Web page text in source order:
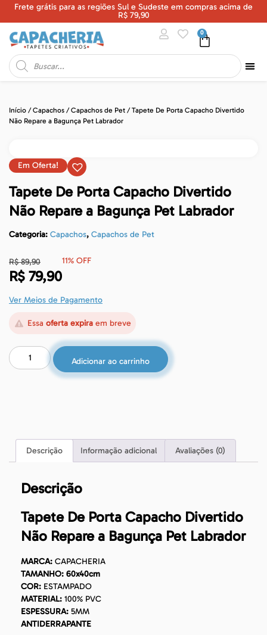
Frete grátis para as regiões Sul e Sudeste em compras acima de
R$ 79,90
0
Início /Capachos /Capachos de Pet / Tapete De Porta Capacho Divertido
Não Repare a Bagunça Pet Labrador
Em Oferta!
Tapete De Porta Capacho Divertido
Não Repare a Bagunça Pet Labrador
Categoria: Capachos, Capachos de Pet
R$89,90
R$ 79,90
11% OFF
Ver Meios de Pagamento
Essa oferta expiraem breve
Adicionar ao carrinho
Descrição Informação adicional Avaliações (0)
Descrição
Tapete De Porta Capacho Divertido
Não Repare a Bagunça Pet Labrador
MARCA: CAPACHERIA
TAMANHO: 60x40cm
COR: ESTAMPADO
MATERIAL: 100% PVC
ESPESSURA: 5MM
ANTIDERRAPANTE